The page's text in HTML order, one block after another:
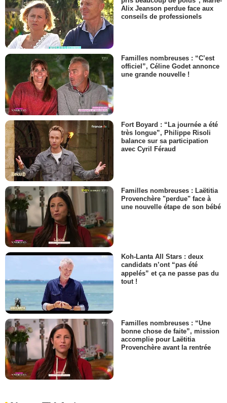
Alix Jeanson perdue face aux
conseils de professionels
Familles nombreuses : “C’est
officiel”, Céline Godet annonce
une grande nouvelle !
Fort Boyard : “La journée a été
très longue”, Philippe Risoli
balance sur sa participation
avec Cyril Féraud
Familles nombreuses : Laëtitia
Provenchère "perdue" face à
une nouvelle étape de son bébé
Koh-Lanta All Stars : deux
candidats n’ont “pas été
appelés” et ça ne passe pas du
tout !
Familles nombreuses : “Une
bonne chose de faite”, mission
accomplie pour Laëtitia
Provenchère avant la rentrée